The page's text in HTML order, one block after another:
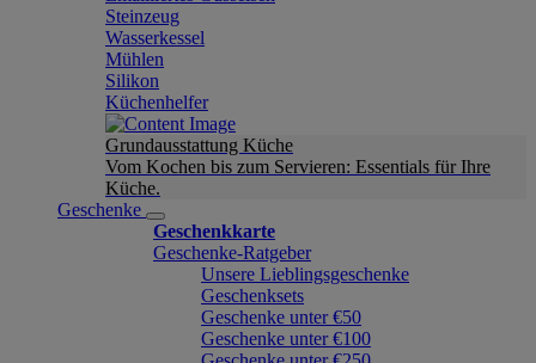
Steinzeug
Wasserkessel
Mühlen
Silikon
Küchenhelfer
Grundausstattung Küche
Vom Kochen bis zum Servieren: Essentials für Ihre
Küche.
Geschenke
Geschenkkarte
Geschenke-Ratgeber
Unsere Lieblingsgeschenke
Geschenksets
Geschenke unter €50
Geschenke unter €100